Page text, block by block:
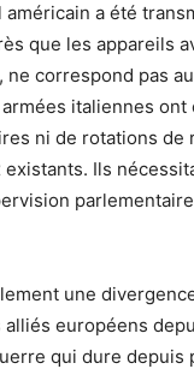
a été
que les appareils
ne correspond pas
italiennes ont
ni de rotations de
Ils
une
européens
qui dure depuis